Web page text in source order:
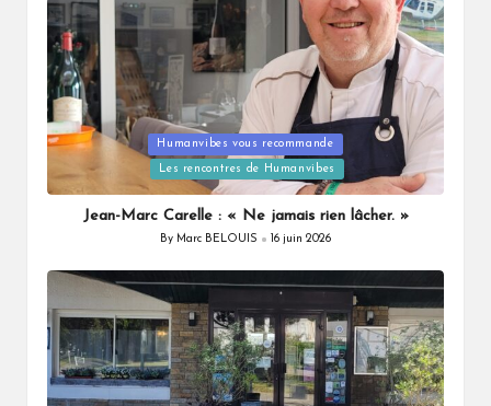
Posted
Humanvibes vous recommande
Les rencontres de Humanvibes
Jean-Marc Carelle : « Ne jamais rien lâcher. »
Posted
By Marc BELOUIS 16 juin 2026